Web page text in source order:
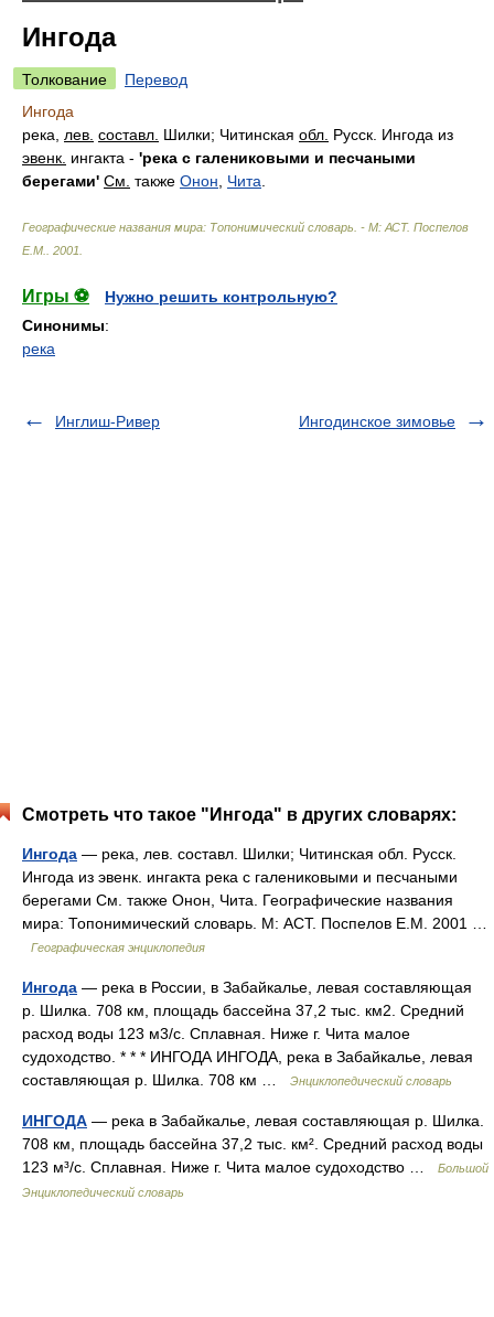
Ингода
Толкование
Перевод
Ингода
река, лев. составл. Шилки; Читинская обл. Русск. Ингода из
эвенк. ингакта - 'река с галениковыми и песчаными
берегами' См. также Онон Чита
Географические названия мира: Топонимический словарь. - М: АСТ. Поспелов
Е.М.
2001
Игры ⚽
Нужно решить контрольную?
Синонимы:
река
Инглиш-Ривер Ингодинское зимовье
Смотреть что такое "Ингода" в других словарях:
Ингода — река, лев. составл. Шилки; Читинская обл. Русск.
Ингода из эвенк. ингакта река с галениковыми и песчаными
берегами См. также Онон, Чита. Географические названия
мира: Топонимический словарь. М: АСТ. Поспелов Е.М. 2001 …
Географическая энциклопедия
Ингода — река в России, в Забайкалье, левая составляющая
р. Шилка. 708 км, площадь бассейна 37,2 тыс. км2. Средний
расход воды 123 м3/с. Сплавная. Ниже г. Чита малое
судоходство. * * * ИНГОДА ИНГОДА, река в Забайкалье, левая
составляющая р. Шилка. 708 км …
Энциклопедический словарь
ИНГОДА — река в Забайкалье, левая составляющая р. Шилка.
708 км, площадь бассейна 37,2 тыс. км². Средний расход воды
123 м³/с. Сплавная. Ниже г. Чита малое судоходство …
Большой
Энциклопедический словарь